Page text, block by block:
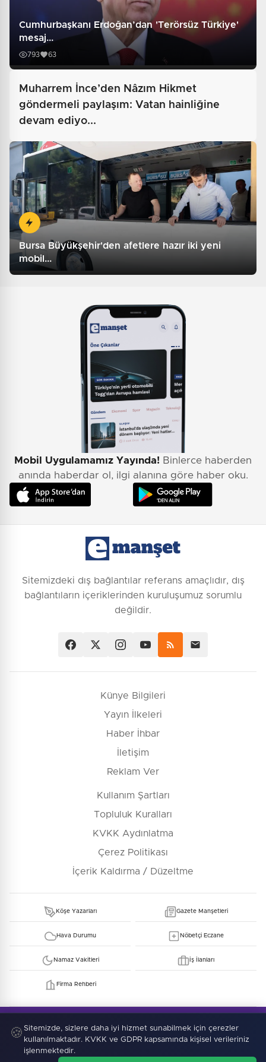
Cumhurbaşkanı Erdoğan’dan 'Terörsüz Türkiye'
mesaj...
793 63
Muharrem İnce’den Nâzım Hikmet
göndermeli paylaşım: Vatan hainliğine
devam ediyo...
Bursa Büyükşehir'den afetlere hazır iki yeni
mobil...
Mobil Uygulamamız Yayında! Binlerce haberden
anında haberdar ol, ilgi alanına göre haber oku.
Sitemizdeki dış bağlantılar referans amaçlıdır, dış
bağlantıların içeriklerinden kuruluşumuz sorumlu
değildir.
Künye Bilgileri
Yayın İlkeleri
Haber İhbar
İletişim
Reklam Ver
Kullanım Şartları
Topluluk Kuralları
KVKK Aydınlatma
Çerez Politikası
İçerik Kaldırma / Düzeltme
Köşe Yazarları Gazete Manşetleri
Hava Durumu Nöbetçi Eczane
Namaz Vakitleri İş İlanları
Firma Rehberi
🍪 Sitemizde, sizlere daha iyi hizmet sunabilmek için çerezler
kullanılmaktadır. KVKK ve GDPR kapsamında kişisel verileriniz
işlenmektedir.
Çerez Politikası